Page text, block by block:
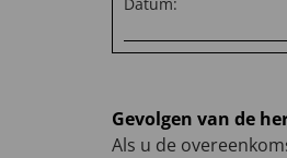
Gevolgen van de
Als u de